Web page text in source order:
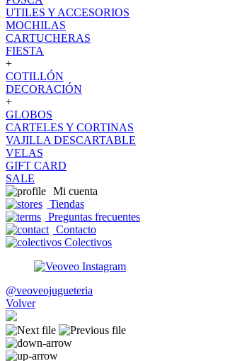
UTILES Y ACCESORIOS
MOCHILAS
CARTUCHERAS
FIESTA
+
COTILLÓN
DECORACIÓN
+
GLOBOS
CARTELES Y CORTINAS
VAJILLA DESCARTABLE
VELAS
GIFT CARD
SALE
Mi cuenta
Tiendas
Preguntas frecuentes
Contacto
Colectivos
@veoveojugueteria
Volver